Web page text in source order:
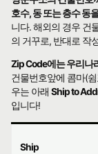
호수, 동 또는 층수 동
니다. 해외의 경우 건
의 거꾸로, 반대로 작
Zip Code에는 우리나
건물번호앞에 콤마(
우는 아래Ship to
입니다!
Ship